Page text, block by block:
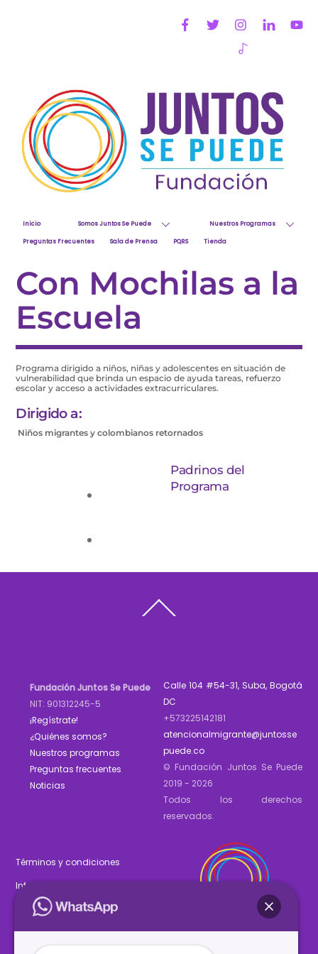
Inicio Somos Juntos Se Puede Nuestros Programas
Preguntas Frecuentes Sala de Prensa PQRS Tienda
Con Mochilas a la
Escuela
Programa dirigido a niños, niñas y adolescentes en situación de
vulnerabilidad que brinda un espacio de ayuda tareas, refuerzo
escolar y acceso a actividades extracurriculares.
Dirigido a:
Niños migrantes y colombianos retornados
Padrinos del
Programa
To
Fundación Juntos Se Puede
NIT: 901312245-5
¡Regístrate!
¿Quiénes somos?
Nuestros programas
Preguntas frecuentes
Noticias
Calle 104 #54-31, Suba, Bogotá
DC
+573225142181
atencionalmigrante@juntosse
puede.co
© Fundación Juntos Se Puede
2019 - 2026
Todos los derechos
reservados.
Términos y condiciones
Informe de gestión 2025
Estados financieros 2025